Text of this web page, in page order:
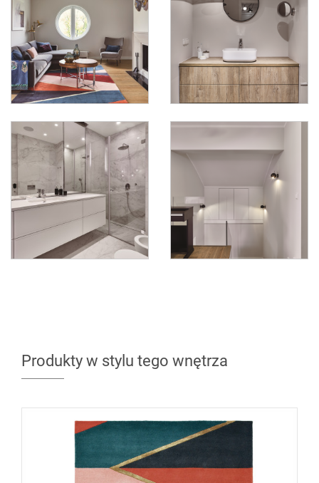
Produkty w stylu tego wnętrza